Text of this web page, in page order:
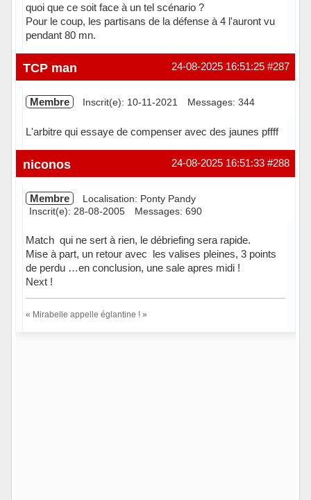
quoi que ce soit face à un tel scénario ?
Pour le coup, les partisans de la défense à 4 l'auront vu
pendant 80 mn.
En ligne #287
24-08-2025 16:51:25
TCP man
Membre Inscrit(e): 10-11-2021 Messages: 344
L'arbitre qui essaye de compenser avec des jaunes pffff
Hors ligne #288
24-08-2025 16:51:33
niconos
Membre
Localisation: Ponty Pandy
Inscrit(e): 28-08-2005
Messages: 690
Match qui ne sert à rien, le débriefing sera rapide.
Mise à part, un retour avec les valises pleines, 3 points
de perdu …en conclusion, une sale apres midi !
Next !
« Mirabelle appelle églantine ! »